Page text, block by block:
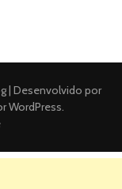
| Desenvolvido por
WordPress.